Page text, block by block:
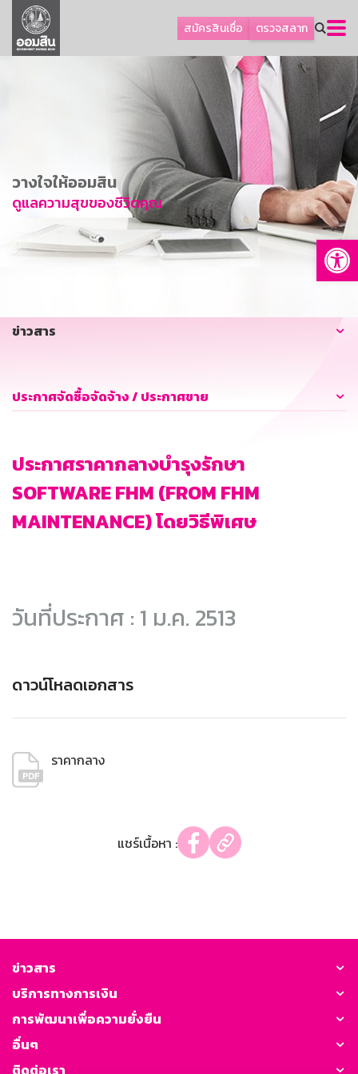
สมัครสินเชื่อ ตรวจสลาก
ลูกค้าธุรกิจ
ลูกค้าผู้ประกอบรายย่อย
การพัฒนาที่ยั่งยืน
ข่าวสาร
บริการทางการเงิน
อื่นๆ
วางใจให้ออมสิน
ดูแลความสุขของชีวิตคุณ
ข่าวสาร
ประกาศจัดซื้อจัดจ้าง / ประกาศขาย
ประกาศราคากลางบำรุงรักษา
SOFTWARE FHM (FROM FHM
MAINTENANCE) โดยวิธีพิเศษ
วันที่ประกาศ : 1 ม.ค. 2513
ดาวน์โหลดเอกสาร
ราคากลาง
แชร์เนื้อหา :
ข่าวสาร
บริการทางการเงิน
การพัฒนาเพื่อความยั่งยืน
อื่นๆ